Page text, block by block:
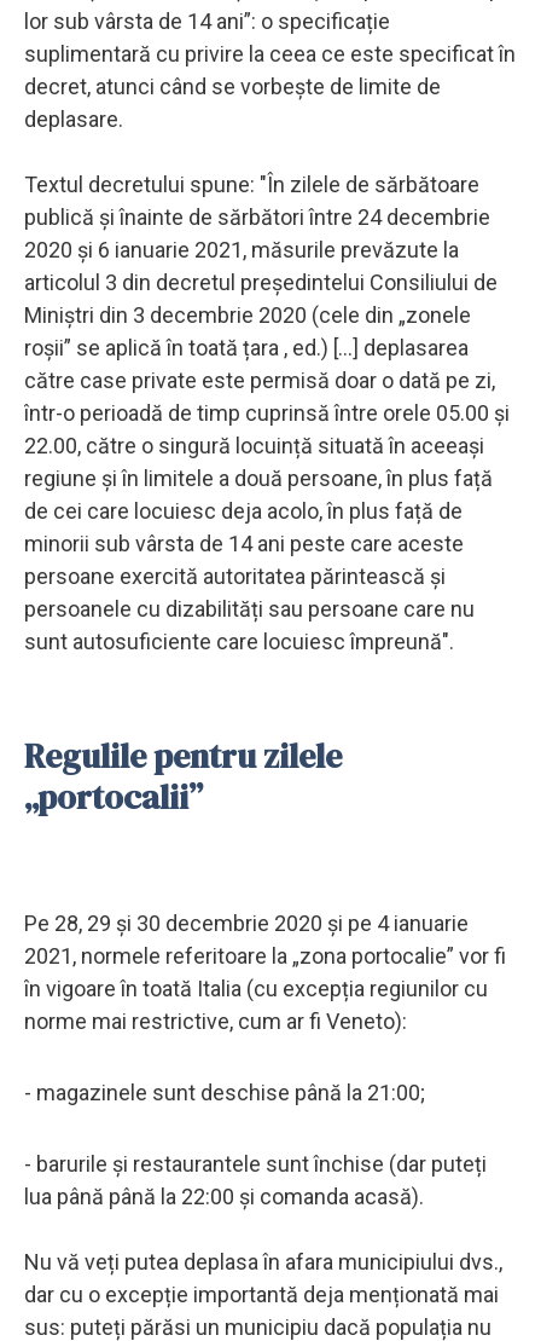
lor sub vârsta de 14 ani”: o specificație
suplimentară cu privire la ceea ce este specificat în
decret, atunci când se vorbește de limite de
deplasare.
Textul decretului spune: "În zilele de sărbătoare
publică și înainte de sărbători între 24 decembrie
2020 și 6 ianuarie 2021, măsurile prevăzute la
articolul 3 din decretul președintelui Consiliului de
Miniștri din 3 decembrie 2020 (cele din „zonele
roșii” se aplică în toată țara , ed.) [...] deplasarea
către case private este permisă doar o dată pe zi,
într-o perioadă de timp cuprinsă între orele 05.00 și
22.00, către o singură locuință situată în aceeași
regiune și în limitele a două persoane, în plus față
de cei care locuiesc deja acolo, în plus față de
minorii sub vârsta de 14 ani peste care aceste
persoane exercită autoritatea părintească și
persoanele cu dizabilități sau persoane care nu
sunt autosuficiente care locuiesc împreună".
Regulile pentru zilele
„portocalii”
Pe 28, 29 și 30 decembrie 2020 și pe 4 ianuarie
2021, normele referitoare la „zona portocalie” vor fi
în vigoare în toată Italia (cu excepția regiunilor cu
norme mai restrictive, cum ar fi Veneto):
- magazinele sunt deschise până la 21:00;
- barurile și restaurantele sunt închise (dar puteți
lua până până la 22:00 și comanda acasă).
Nu vă veți putea deplasa în afara municipiului dvs.,
dar cu o excepție importantă deja menționată mai
sus: puteți părăsi un municipiu dacă populația nu